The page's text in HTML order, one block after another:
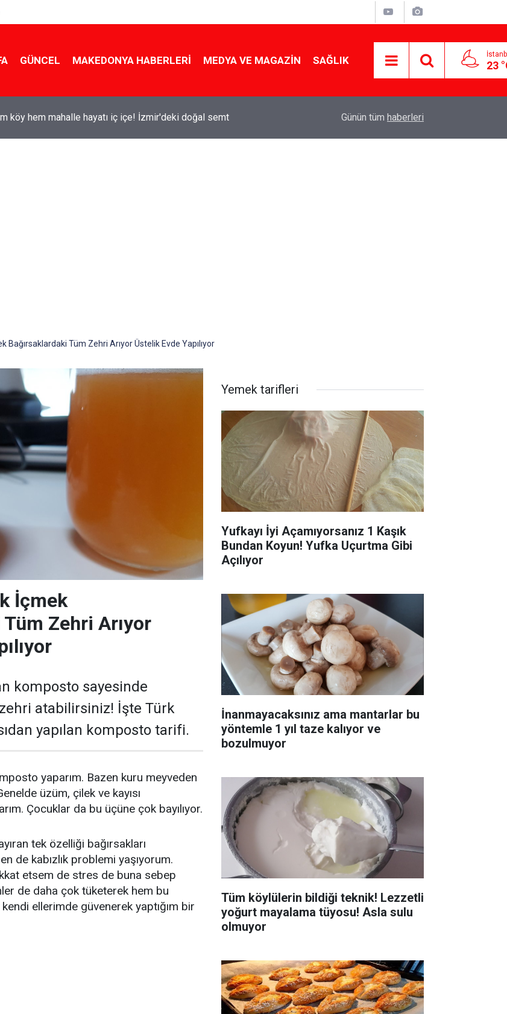
GÜNCEL MAKEDONYA HABERLERI MEDYA VE MAGAZIN SAĞLIK 23
köy hem mahalle hayatı iç içe! İzmir'deki doğal semt
yapmanın sırrı
Günün tüm haberleri
Bağırsaklardaki Tüm Zehri Arıyor Üstelik Evde Yapılıyor
İçmek
Zehri Arıyor
komposto sayesinde
atabilirsiniz! İşte Türk
yapılan komposto tarifi.
yaparım. Bazen kuru meyveden
üzüm, çilek ve kayısı
Çocuklar da bu üçüne çok bayılıyor.
tek özelliği bağırsakları
de kabızlık problemi yaşıyorum.
etsem de stres de buna sebep
de daha çok tüketerek hem bu
ellerimde güvenerek yaptığım bir
Yemek tarifleri
Yufkayı İyi Açamıyorsanız 1 Kaşık
Bundan Koyun! Yufka Uçurtma Gibi
Açılıyor
İnanmayacaksınız ama mantarlar bu
yöntemle 1 yıl taze kalıyor ve
bozulmuyor
Tüm köylülerin bildiği teknik! Lezzetli
yoğurt mayalama tüyosu! Asla sulu
olmuyor